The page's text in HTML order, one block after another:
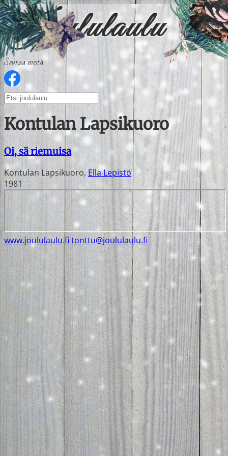
Seuraa meitä
Kontulan Lapsikuoro
Oi, sä riemuisa
Kontulan Lapsikuoro, Ella Lepistö
1981
www.joululaulu.fitonttu@joululaulu.fi